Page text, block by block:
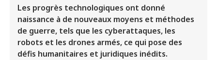
Les progrès technologiques ont donné
naissance à de nouveaux moyens et méthodes
de guerre, tels que les cyberattaques, les
robots et les drones armés, ce qui pose des
défis humanitaires et juridiques inédits.